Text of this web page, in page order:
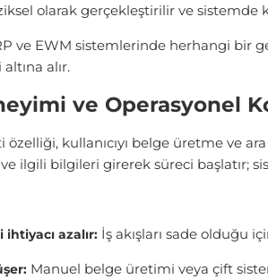
olarak gerçekleştirilir ve sistemde
ve EWM sistemlerinde herhangi bir
alır.
ve Operasyonel
kullanıcıyı belge üretme ve
ilgili bilgileri girerek süreci başlatır;
ihtiyacı azalır: İş akışları sade olduğu
Manuel belge üretimi veya çift